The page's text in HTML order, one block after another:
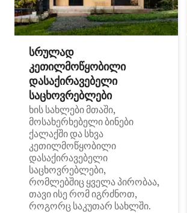
სრულად
კეთილმოწყობილი
დასაქირავებელი
საცხოვრებლები
ხის სახლები მთაში,
მოსახერხებელი ბინები
ქალაქში და სხვა
კეთილმოწყობილი
დასაქირავებელი
საცხოვრებლები,
რომლებშიც ყველა პირობაა,
თავი ისე რომ იგრძნოთ,
როგორც საკუთარ სახლში.